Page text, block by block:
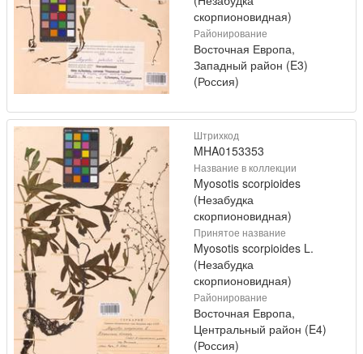
скорпионовидная)
Районирование
Восточная Европа,
Западный район (E3)
(Россия)
Штрихкод
MHA0153353
Название в коллекции
Myosotis scorpioides
(Незабудка
скорпионовидная)
Принятое название
Myosotis scorpioides L.
(Незабудка
скорпионовидная)
Районирование
Восточная Европа,
Центральный район (E4)
(Россия)